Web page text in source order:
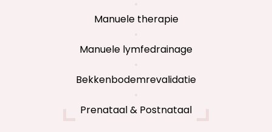
Manuele therapie
Manuele lymfedrainage
Bekkenbodemrevalidatie
Prenataal & Postnataal